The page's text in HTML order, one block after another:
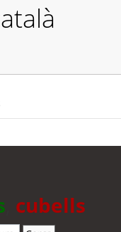
cubells